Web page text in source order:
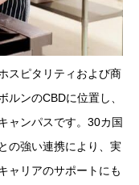
スピタリティおよび商
ンのCBDに位置し、
ャンパスです。30カ国
の強い連携により、実
ャリアのサポートにも